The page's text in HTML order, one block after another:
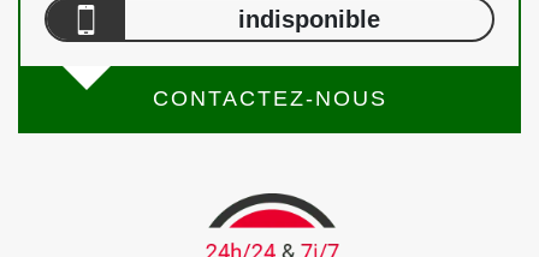
indisponible
CONTACTEZ-NOUS